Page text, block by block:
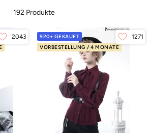
192 Produkte
2043
920+ GEKAUFT
VORBESTELLUNG / 4 MONATE
1271